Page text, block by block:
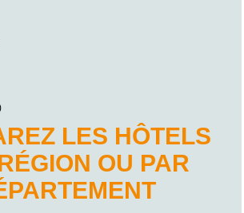
LES HÔTELS
OU PAR